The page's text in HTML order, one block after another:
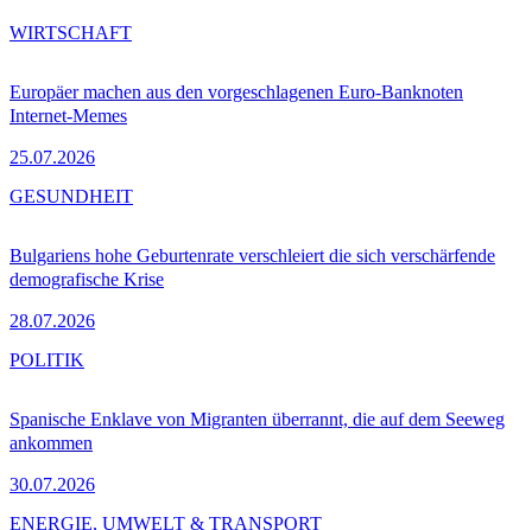
Europäer machen aus den vorgeschlagenen Euro-Banknoten
Internet-Memes
25.07.2026
WIRTSCHAFT
Bulgariens hohe Geburtenrate verschleiert die sich verschärfende
demografische Krise
28.07.2026
GESUNDHEIT
Spanische Enklave von Migranten überrannt, die auf dem Seeweg
ankommen
30.07.2026
POLITIK
ENERGIE, UMWELT & TRANSPORT